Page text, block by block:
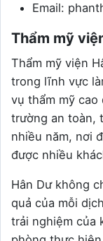
Email:
Thẩm mỹ
Thẩm mỹ viện
trong lĩnh vực
vụ thẩm mỹ cao
trường an toàn,
nhiều năm, nơi
được nhiều
Hân Dư không
quả của mỗi
trải nghiệm của